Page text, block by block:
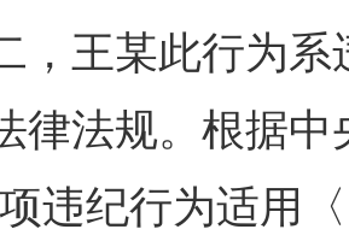
王某此行为系
律法规。根据中
违纪行为适用